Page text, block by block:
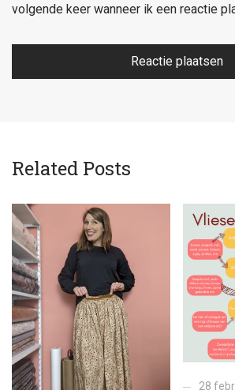
volgende keer wanneer ik een reactie
Related Posts
28